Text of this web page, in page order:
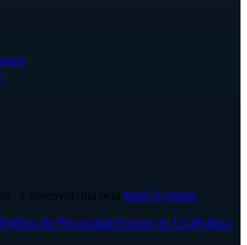
· é desenvolvida pela Mupi Systems
Política de PrivacidadeTermos de UsoPolítica